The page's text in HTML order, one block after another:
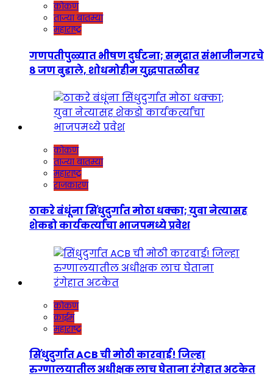
कोकण
ताज्या बातम्या
महाराष्ट्र
गणपतीपुळ्यात भीषण दुर्घटना; समुद्रात संभाजीनगरचे
८ जण बुडाले, शोधमोहीम युद्धपातळीवर
कोकण
ताज्या बातम्या
महाराष्ट्र
राजकारण
ठाकरे बंधूंना सिंधुदुर्गात मोठा धक्का; युवा नेत्यासह
शेकडो कार्यकर्त्यांचा भाजपमध्ये प्रवेश
कोकण
क्राईम
महाराष्ट्र
सिंधुदुर्गात ACB ची मोठी कारवाई! जिल्हा
रुग्णालयातील अधीक्षक लाच घेताना रंगेहात अटकेत